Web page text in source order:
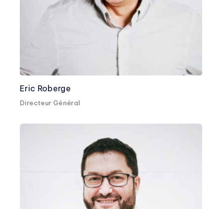
Eric Roberge
Directeur Général